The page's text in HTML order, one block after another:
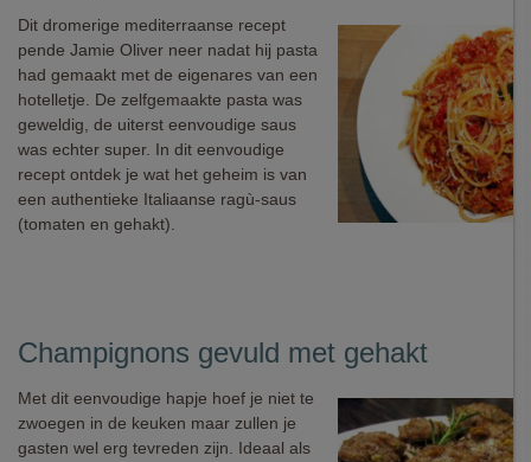
Dit dromerige mediterraanse recept
pende Jamie Oliver neer nadat hij pasta
had gemaakt met de eigenares van een
hotelletje. De zelfgemaakte pasta was
geweldig, de uiterst eenvoudige saus
was echter super. In dit eenvoudige
recept ontdek je wat het geheim is van
een authentieke Italiaanse ragù-saus
(tomaten en gehakt).
Champignons gevuld met gehakt
Met dit eenvoudige hapje hoef je niet te
zwoegen in de keuken maar zullen je
gasten wel erg tevreden zijn. Ideaal als